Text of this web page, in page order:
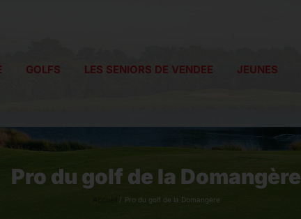
GOLFS LES SENIORS DE VENDEE JEUNES
Pro du golf de la Domangère
Pro du golf de la Domangère